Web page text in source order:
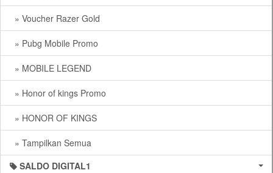
» Voucher Razer Gold
» Pubg Mobile Promo
» MOBILE LEGEND
» Honor of kings Promo
» HONOR OF KINGS
» Tampilkan Semua
SALDO DIGITAL1